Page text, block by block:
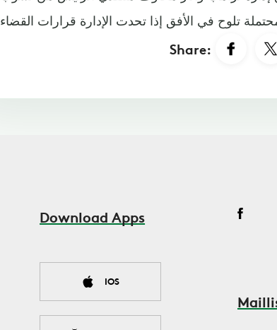
Share:
Download Apps
IOS